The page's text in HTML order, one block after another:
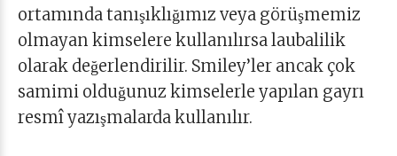
ortamında tanışıklığımız veya görüşmemiz
olmayan kimselere kullanılırsa laubalilik
olarak değerlendirilir. Smiley’ler ancak çok
samimi olduğunuz kimselerle yapılan gayrı
resmî yazışmalarda kullanılır.